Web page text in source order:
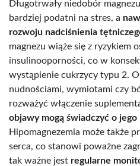
Długotrwały niedobór
bardziej podatni na stres, a
rozwoju nadciśnienia
magnezu wiąże się z ryzykiem
insulinooporności, co w
wystąpienie cukrzycy typu 2.
nudnościami, wymiotami czy
rozważyć włączenie
objawy mogą świadczyć o jego
Hipomagnezemia może także
serca, co stanowi poważne
tak ważne jest regularne